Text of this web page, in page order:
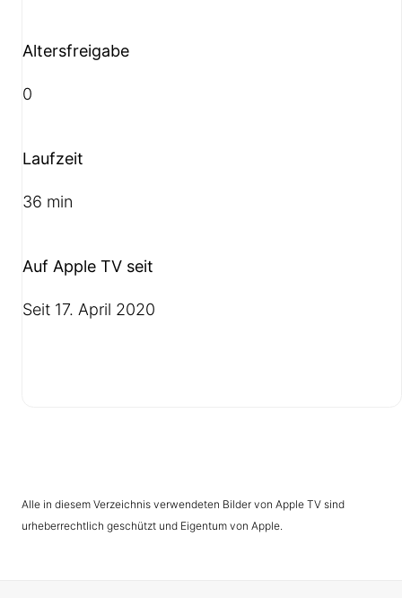
Altersfreigabe
0
Laufzeit
36 min
Auf Apple TV seit
Seit 17. April 2020
Alle in diesem Verzeichnis verwendeten Bilder von Apple TV sind
urheberrechtlich geschützt und Eigentum von Apple.